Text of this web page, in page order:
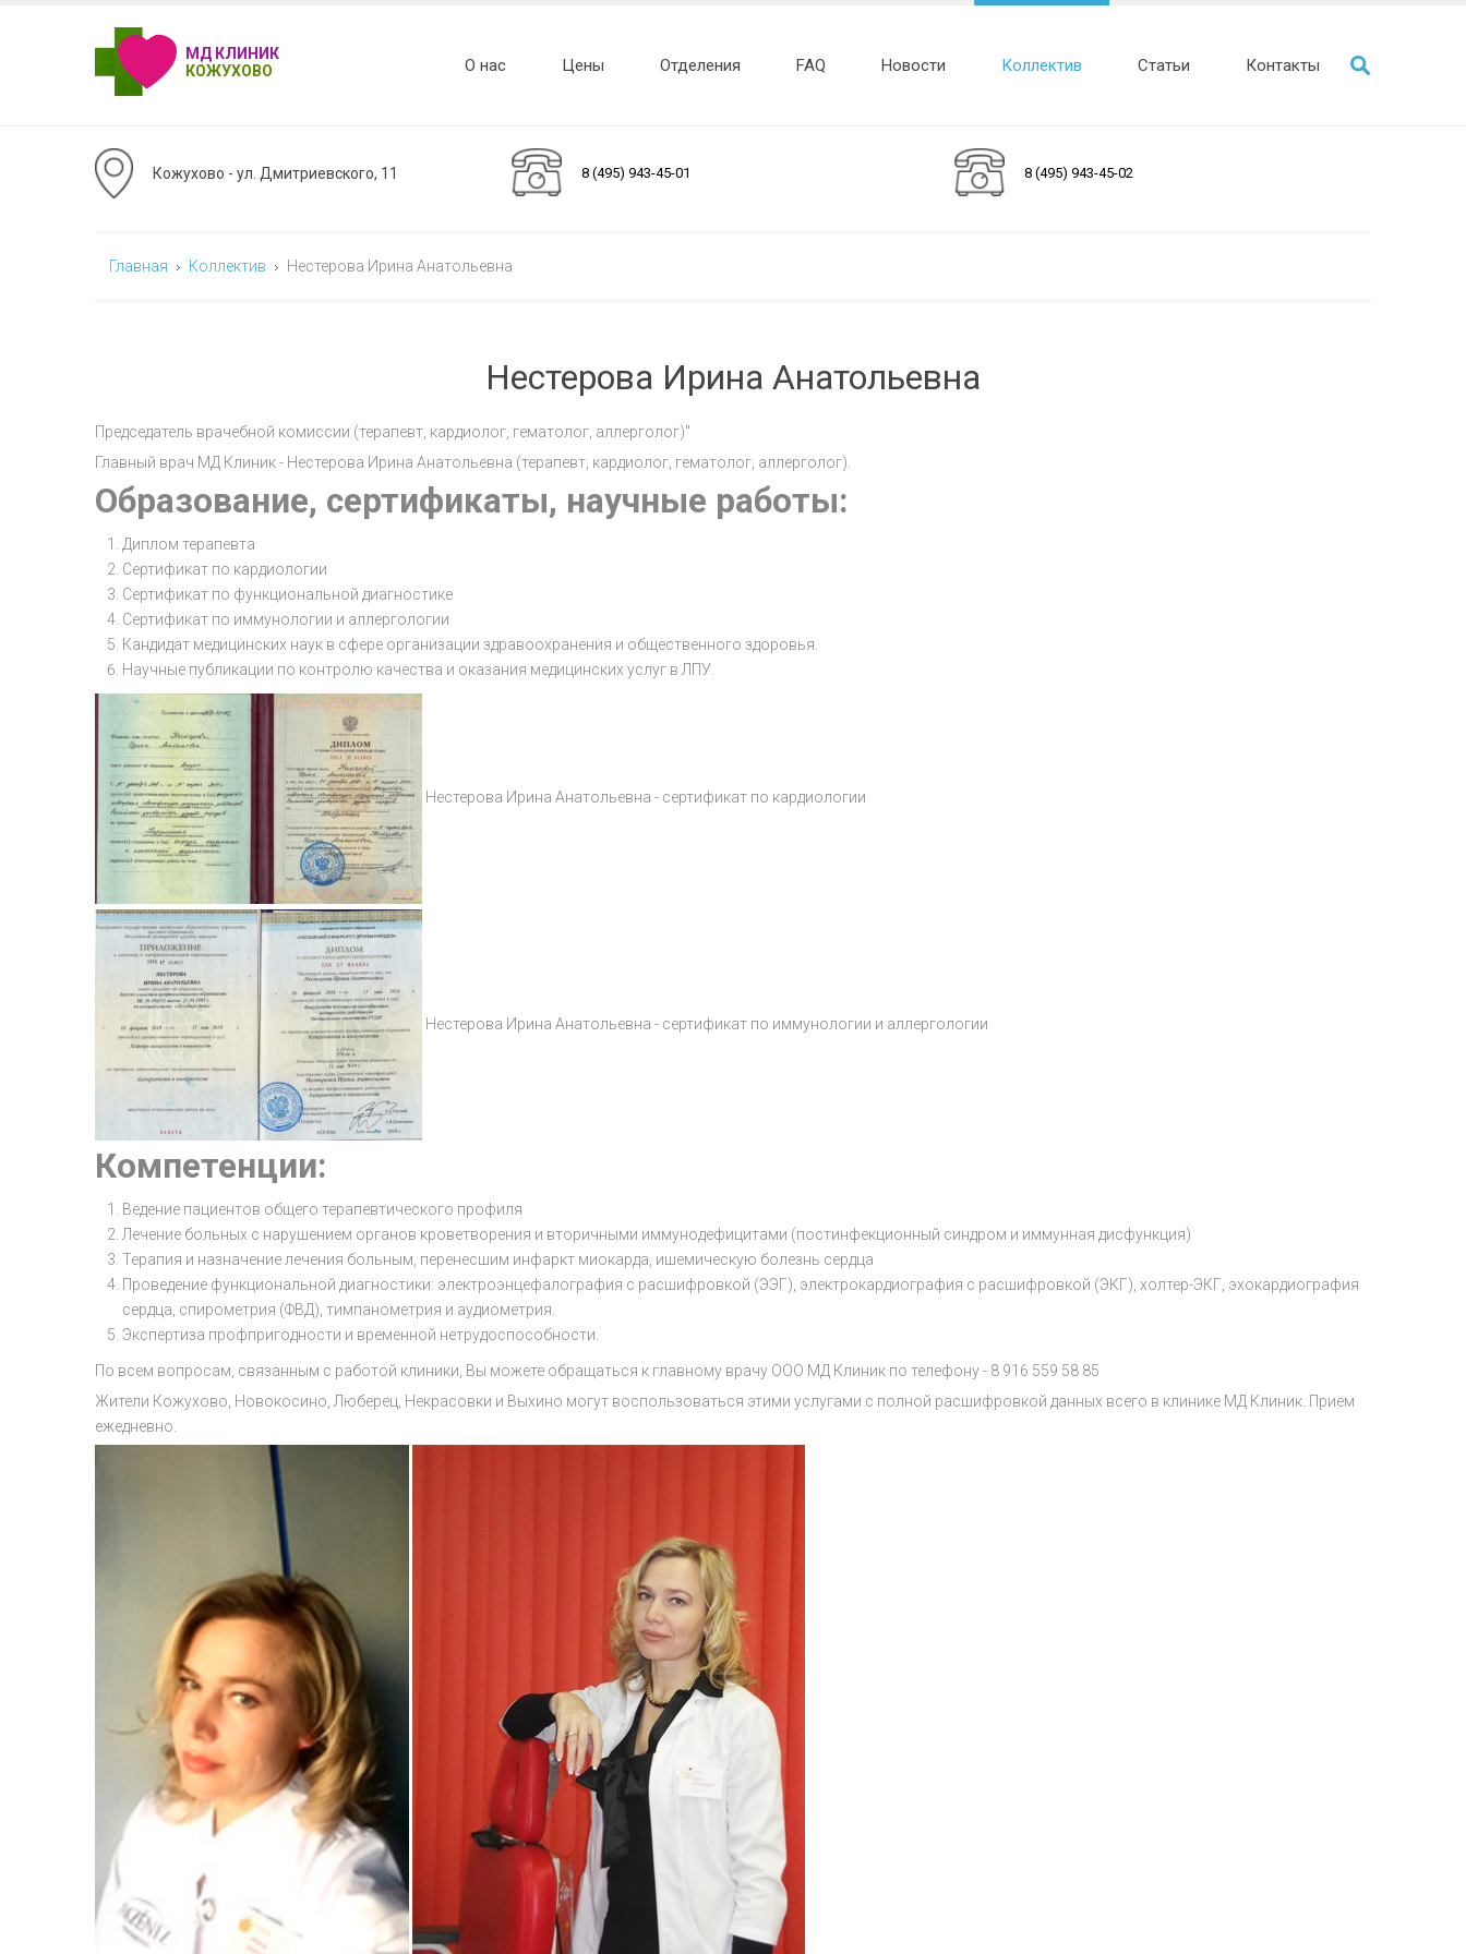
МД КЛИНИК
КОЖУХОВО
О нас Цены Отделения FAQ Новости Коллектив Статьи Контакты
Кожухово - ул. Дмитриевского, 11 8 (495) 943-45-01 8 (495) 943-45-02
Главная Коллектив Нестерова Ирина Анатольевна
Нестерова Ирина Анатольевна
Председатель врачебной комиссии (терапевт, кардиолог, гематолог, аллерголог)"
Главный врач МД Клиник - Нестерова Ирина Анатольевна (терапевт, кардиолог, гематолог, аллерголог).
Образование, сертификаты, научные работы:
Диплом терапевта
Сертификат по кардиологии
Сертификат по функциональной диагностике
Сертификат по иммунологии и аллергологии
Кандидат медицинских наук в сфере организации здравоохранения и общественного здоровья.
Научные публикации по контролю качества и оказания медицинских услуг в ЛПУ.
Нестерова Ирина Анатольевна - сертификат по кардиологии
Нестерова Ирина Анатольевна - сертификат по иммунологии и аллергологии
Компетенции:
Ведение пациентов общего терапевтического профиля
Лечение больных с нарушением органов кроветворения и вторичными иммунодефицитами (постинфекционный синдром и иммунная дисфункция)
Терапия и назначение лечения больным, перенесшим инфаркт миокарда, ишемическую болезнь сердца
Проведение функциональной диагностики: электроэнцефалография с расшифровкой (ЭЭГ), электрокардиография с расшифровкой (ЭКГ), холтер-ЭКГ, эхокардиография
сердца, спирометрия (ФВД), тимпанометрия и аудиометрия.
Экспертиза профпригодности и временной нетрудоспособности.
По всем вопросам, связанным с работой клиники, Вы можете обращаться к главному врачу ООО МД Клиник по телефону - 8 916 559 58 85
Жители Кожухово, Новокосино, Люберец, Некрасовки и Выхино могут воспользоваться этими услугами с полной расшифровкой данных всего в клинике МД Клиник. Прием
ежедневно.